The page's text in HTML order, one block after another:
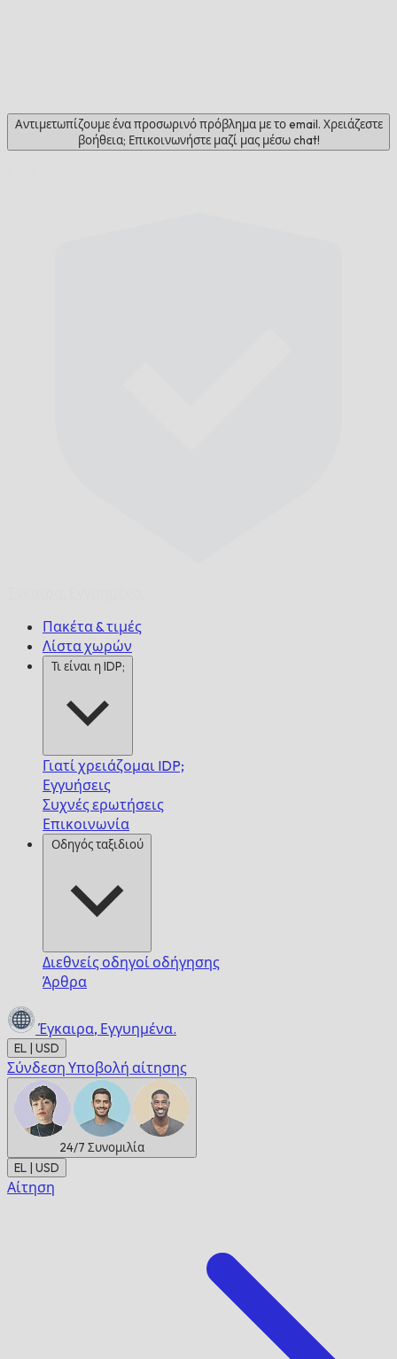
Αντιμετωπίζουμε ένα προσωρινό πρόβλημα με το email. Χρειάζεστε
βοήθεια; Επικοινωνήστε μαζί μας μέσω chat!
Πακέτα & τιμές
Λίστα χωρών
Τι είναι η IDP;
Γιατί χρειάζομαι IDP;
Εγγυήσεις
Συχνές ερωτήσεις
Επικοινωνία
Οδηγός ταξιδιού
Διεθνείς οδηγοί οδήγησης
Άρθρα
Έγκαιρα, Εγγυημένα.
EL | USD
Σύνδεση Υποβολή αίτησης
24/7 Συνομιλία
EL | USD
Αίτηση